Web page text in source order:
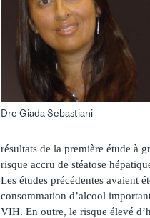
Dre Giada Sebastiani
résultats de la première étude à
risque accru de stéatose
Les études précédentes avaient
consommation d’alcool
VIH. En outre, le risque élevé